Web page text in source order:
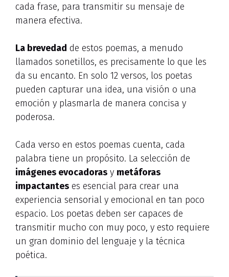
cada frase, para transmitir su mensaje de
manera efectiva.
La brevedad de estos poemas, a menudo
llamados sonetillos, es precisamente lo que les
da su encanto. En solo 12 versos, los poetas
pueden capturar una idea, una visión o una
emoción y plasmarla de manera concisa y
poderosa.
Cada verso en estos poemas cuenta, cada
palabra tiene un propósito. La selección de
imágenes evocadoras y metáforas
impactantes es esencial para crear una
experiencia sensorial y emocional en tan poco
espacio. Los poetas deben ser capaces de
transmitir mucho con muy poco, y esto requiere
un gran dominio del lenguaje y la técnica
poética.